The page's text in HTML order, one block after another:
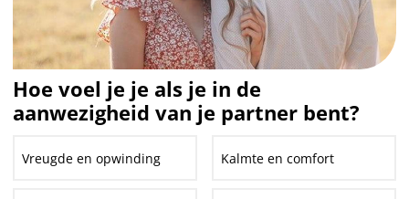
Hoe voel je je als je in de
aanwezigheid van je partner bent?
Vreugde en opwinding Kalmte en comfort